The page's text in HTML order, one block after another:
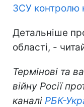
ЗСУ контролю
Детальніше
області, -
Термінові та
війну Росії
каналі РБК-